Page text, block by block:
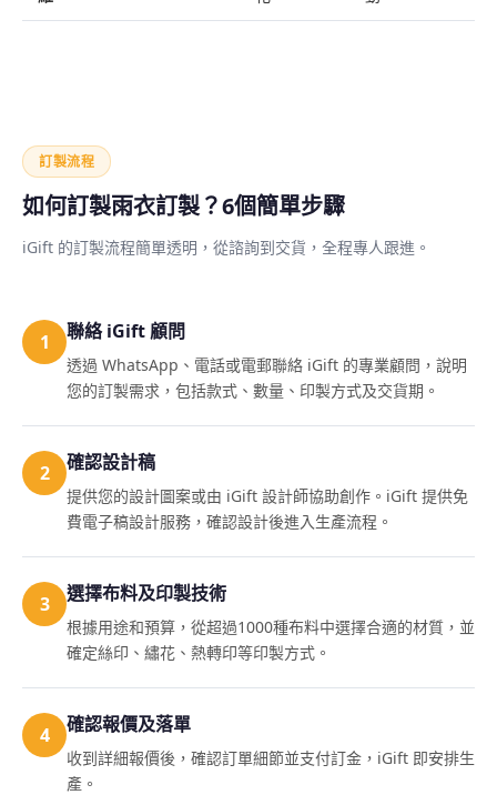
訂製流程
如何訂製雨衣訂製？6個簡單步驟
iGift 的訂製流程簡單透明，從諮詢到交貨，全程專人跟進。
1 聯絡 iGift 顧問
透過 WhatsApp、電話或電郵聯絡 iGift 的專業顧問，說明
您的訂製需求，包括款式、數量、印製方式及交貨期。
2 確認設計稿
提供您的設計圖案或由 iGift 設計師協助創作。iGift 提供免
費電子稿設計服務，確認設計後進入生產流程。
3 選擇布料及印製技術
根據用途和預算，從超過1000種布料中選擇合適的材質，並
確定絲印、繡花、熱轉印等印製方式。
4 確認報價及落單
收到詳細報價後，確認訂單細節並支付訂金，iGift 即安排生
產。